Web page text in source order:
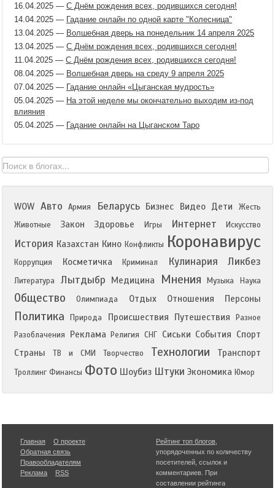
16.04.2025 — С Днём рождения всех, родившихся сегодня!
14.04.2025 — Гадание онлайн по одной карте "Колесница"
13.04.2025 — Волшебная дверь на понедельник 14 апреля 2025
13.04.2025 — С Днём рождения всех, родившихся сегодня!
11.04.2025 — С Днём рождения всех, родившихся сегодня!
08.04.2025 — Волшебная дверь на среду 9 апреля 2025
07.04.2025 — Гадание онлайн «Цыганская мудрость»
05.04.2025 — На этой неделе мы окончательно выходим из-под
влияния
05.04.2025 — Гадание онлайн на Цыганском Таро
WOW Авто Армия Беларусь Бизнес Видео Дети
Жесть
Животные
Закон Здоровье Игры Интернет Искусство
История Казахстан Кино Конфликты Коронавирус
Коррупция Косметичка Криминал Кулинария Ликбез
Литература Лытдыбр Медицина Мнения Музыка Наука
Общество Олимпиада Отдых Отношения Персоны
Политика Природа Происшествия Путешествия
Разное
Разоблачения
Реклама Религия СНГ Сиськи События Спорт
Страны
ТВ и СМИ Творчество Технологии Транспорт
Троллинг Финансы Фото Шоубиз Штуки Экономика Юмор
Главная
О проекте
Обратная связь
Правообладателям
Реклама
RSS
Рейтинг топ блогов
упорядоченных по количеству
посетителей, ссылок и
комментариев. При
составлении рейтинга